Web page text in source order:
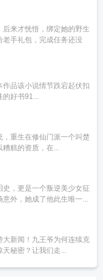
来才恍悟，绑定她的野生
手礼包，完成任务还没
品该小说情节跌宕起伏扣
的好书91...
重生在修仙门派一个叫楚
糟糕的资质，在...
，更是一个叛逆美少女征
外，她成了他此生唯一...
新闻！九王爷为何连续克
秘密？让我们走...